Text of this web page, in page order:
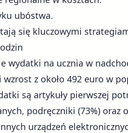
ubóstwa.
się kluczowymi
wydatki na ucznia w
z około 492 euro w
są artykuły pierwszej
podręczniki (73%) oraz
urządzeń